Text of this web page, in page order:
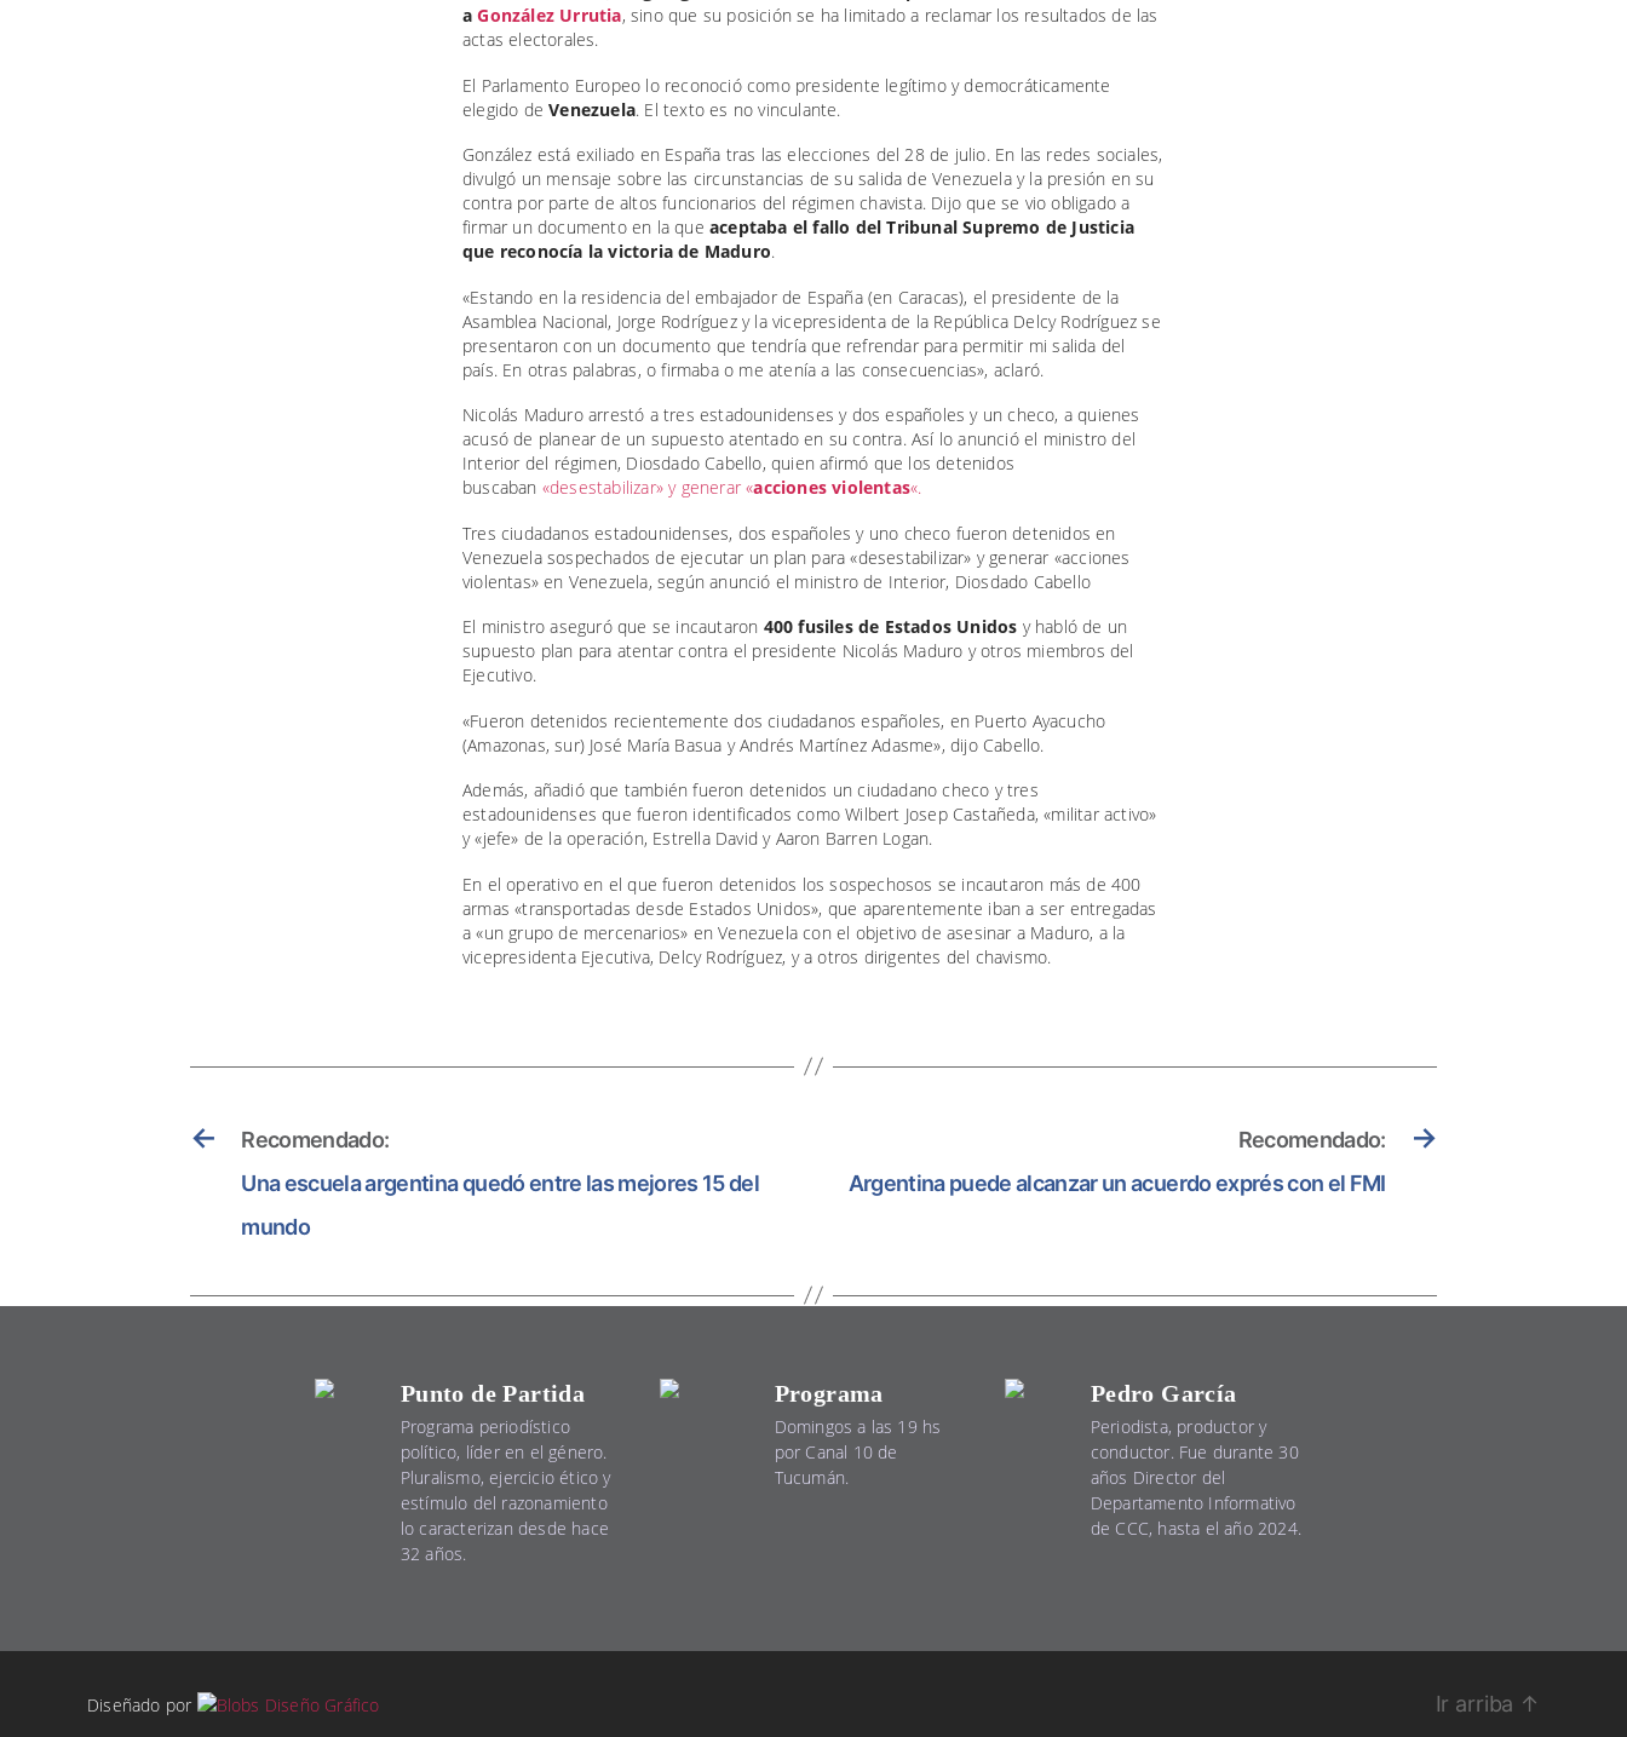
aGonzález Urrutia, sino que su posición se ha limitado a reclamar los resultados de las
actas electorales.
El Parlamento Europeo lo reconoció como presidente legítimo y democráticamente
elegido deVenezuela. El texto es no vinculante.
González está exiliado en España tras las elecciones del 28 de julio. En las redes sociales,
divulgó un mensaje sobre las circunstancias de su salida de Venezuela y la presión en su
contra por parte de altos funcionarios del régimen chavista. Dijo que se vio obligado a
firmar un documento en la que aceptaba el fallo del Tribunal Supremo de Justicia
que reconocía la victoria de Maduro.
«Estando en la residencia del embajador de España (en Caracas), el presidente de la
Asamblea Nacional, Jorge Rodríguez y la vicepresidenta de la República Delcy Rodríguez se
presentaron con un documento que tendría que refrendar para permitir mi salida del
país. En otras palabras, o firmaba o me atenía a las consecuencias», aclaró.
Nicolás Maduro arrestó a tres estadounidenses y dos españoles y un checo, a quienes
acusó de planear de un supuesto atentado en su contra. Así lo anunció el ministro del
Interior del régimen, Diosdado Cabello, quien afirmó que los detenidos
buscaban «desestabilizar» y generar «acciones violentas«.
Tres ciudadanos estadounidenses, dos españoles y uno checo fueron detenidos en
Venezuela sospechados de ejecutar un plan para «desestabilizar» y generar «acciones
violentas» en Venezuela, según anunció el ministro de Interior, Diosdado Cabello
El ministro aseguró que se incautaron 400 fusiles de Estados Unidos y habló de un
supuesto plan para atentar contra el presidente Nicolás Maduro y otros miembros del
Ejecutivo.
«Fueron detenidos recientemente dos ciudadanos españoles, en Puerto Ayacucho
(Amazonas, sur) José María Basua y Andrés Martínez Adasme», dijo Cabello.
Además, añadió que también fueron detenidos un ciudadano checo y tres
estadounidenses que fueron identificados como Wilbert Josep Castañeda, «militar activo»
y «jefe» de la operación, Estrella David y Aaron Barren Logan.
En el operativo en el que fueron detenidos los sospechosos se incautaron más de 400
armas «transportadas desde Estados Unidos», que aparentemente iban a ser entregadas
a «un grupo de mercenarios» en Venezuela con el objetivo de asesinar a Maduro, a la
vicepresidenta Ejecutiva, Delcy Rodríguez, y a otros dirigentes del chavismo.
←
Recomendado:
Una escuela argentina quedó entre las mejores 15 del
mundo
→
Recomendado:
Argentina puede alcanzar un acuerdo exprés con el FMI
Punto de Partida
Programa periodístico
político, líder en el género.
Pluralismo, ejercicio ético y
estímulo del razonamiento
lo caracterizan desde hace
32 años.
Programa
Domingos a las 19 hs
por Canal 10 de
Tucumán.
Pedro García
Periodista, productor y
conductor. Fue durante 30
años Director del
Departamento Informativo
de CCC, hasta el año 2024.
Diseñado por Ir arriba ↑